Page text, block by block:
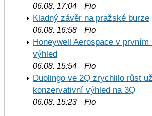
06.08. 17:04 Fio
Kladný závěr na pražské burze
06.08. 16:58 Fio
Honeywell Aerospace v
výhled
06.08. 15:54 Fio
Duolingo ve 2Q zrychlilo růst
konzervativní výhled na 3Q
06.08. 15:23 Fio